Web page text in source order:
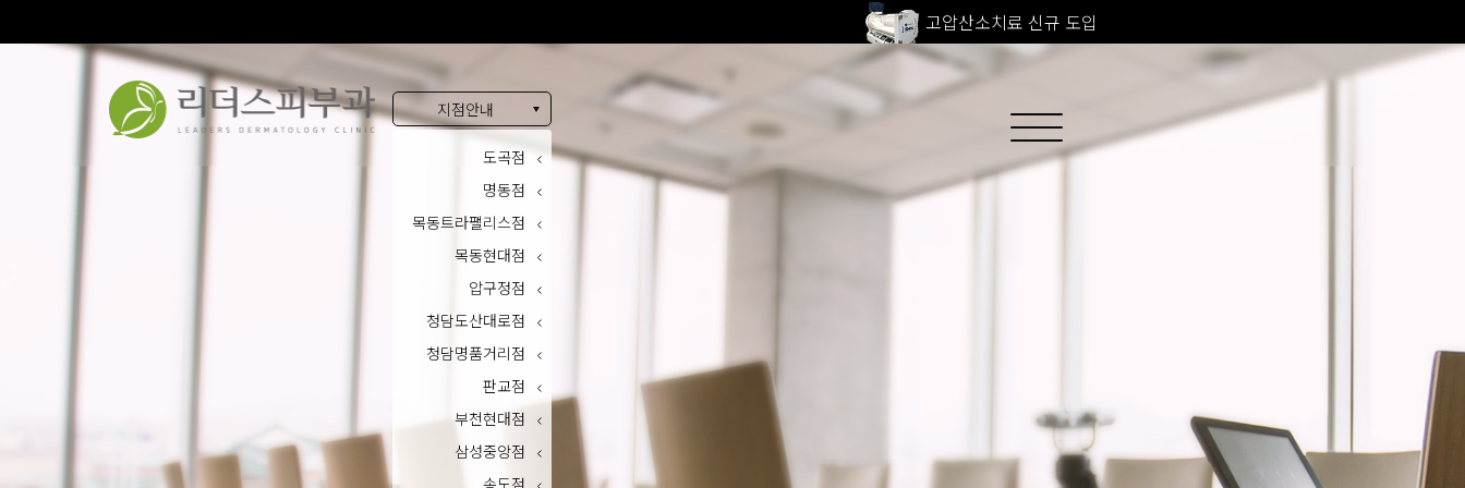
고압산소치료 신규 도입
전 지점 피부과 전문의 진료
울쎄라피 프라임 신규 도입
지점안내
도곡점
명동점
목동트라팰리스점
목동현대점
압구정점
청담도산대로점
청담명품거리점
판교점
부천현대점
삼성중앙점
송도점